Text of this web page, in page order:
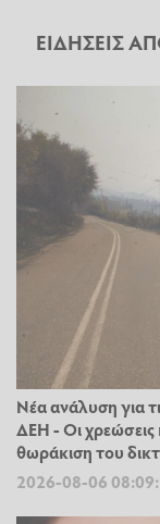
ΕΙΔΗΣΕΙΣ
Νέα ανάλυση για
ΔΕΗ - Οι χρεώσεις
θωράκιση του
2026-08-06